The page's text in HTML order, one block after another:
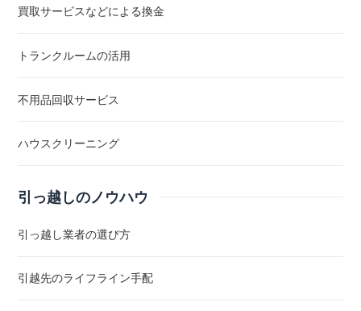
買取サービスなどによる換金
トランクルームの活用
不用品回収サービス
ハウスクリーニング
引っ越しのノウハウ
引っ越し業者の選び方
引越先のライフライン手配